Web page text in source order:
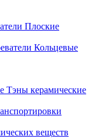
Плоские
Кольцевые
Тэны керамические